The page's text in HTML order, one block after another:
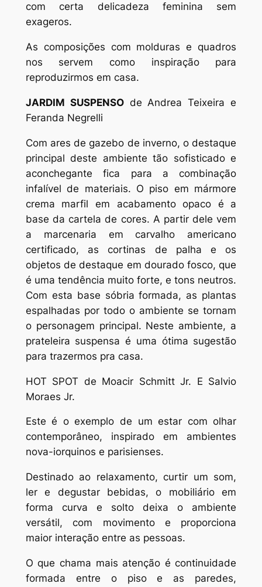
com certa delicadeza feminina sem
exageros.
As composições com molduras e quadros
nos servem como inspiração para
reproduzirmos em casa.
JARDIM SUSPENSOde Andrea Teixeira e
Feranda Negrelli
Com ares de gazebo de inverno, o destaque
principal deste ambiente tão sofisticado e
aconchegante fica para a combinação
infalível de materiais. O piso em mármore
crema marfil em acabamento opaco é a
base da cartela de cores. A partir dele vem
a marcenaria em carvalho americano
certificado, as cortinas de palha e os
objetos de destaque em dourado fosco, que
é uma tendência muito forte, e tons neutros.
Com esta base sóbria formada, as plantas
espalhadas por todo o ambiente se tornam
o personagem principal. Neste ambiente, a
prateleira suspensa é uma ótima sugestão
para trazermos pra casa.
HOT SPOT de Moacir Schmitt Jr. E Salvio
Moraes Jr.
Este é o exemplo de um estar com olhar
contemporâneo, inspirado em ambientes
nova-iorquinos e parisienses.
Destinado ao relaxamento, curtir um som,
ler e degustar bebidas, o mobiliário em
forma curva e solto deixa o ambiente
versátil, com movimento e proporciona
maior interação entre as pessoas.
O que chama mais atenção é continuidade
formada entre o piso e as paredes,